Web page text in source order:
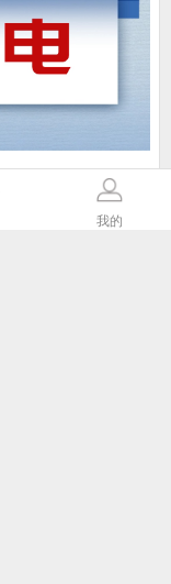
我的